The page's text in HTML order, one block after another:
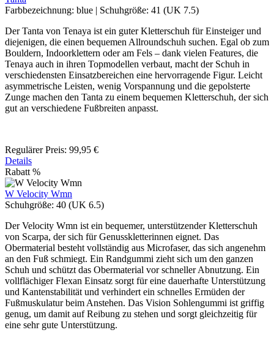
Farbbezeichnung: blue | Schuhgröße: 41 (UK 7.5)
Der Tanta von Tenaya ist ein guter Kletterschuh für Einsteiger und
diejenigen, die einen bequemen Allroundschuh suchen. Egal ob zum
Bouldern, Indoorklettern oder am Fels – dank vielen Features, die
Tenaya auch in ihren Topmodellen verbaut, macht der Schuh in
verschiedensten Einsatzbereichen eine hervorragende Figur. Leicht
asymmetrische Leisten, wenig Vorspannung und die gepolsterte
Zunge machen den Tanta zu einem bequemen Kletterschuh, der sich
gut an verschiedene Fußbreiten anpasst.
Regulärer Preis: 99,95 €
Details
Rabatt %
W Velocity Wmn
Schuhgröße: 40 (UK 6.5)
Der Velocity Wmn ist ein bequemer, unterstützender Kletterschuh
von Scarpa, der sich für Genusskletterinnen eignet. Das
Obermaterial besteht vollständig aus Microfaser, das sich angenehm
an den Fuß schmiegt. Ein Randgummi zieht sich um den ganzen
Schuh und schützt das Obermaterial vor schneller Abnutzung. Ein
vollflächiger Flexan Einsatz sorgt für eine dauerhafte Unterstützung
und Kantenstabilität und verhindert ein schnelles Ermüden der
Fußmuskulatur beim Anstehen. Das Vision Sohlengummi ist griffig
genug, um damit auf Reibung zu stehen und sorgt gleichzeitig für
eine sehr gute Unterstützung.